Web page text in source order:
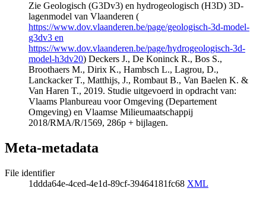
Zie Geologisch (G3Dv3) en hydrogeologisch (H3D) 3D-
lagenmodel van Vlaanderen (
https://www.dov.vlaanderen.be/page/geologisch-3d-model-
g3dv3 en
https://www.dov.vlaanderen.be/page/hydrogeologisch-3d-
model-h3dv20) Deckers J., De Koninck R., Bos S.,
Broothaers M., Dirix K., Hambsch L., Lagrou, D.,
Lanckacker T., Matthijs, J., Rombaut B., Van Baelen K. &
Van Haren T., 2019. Studie uitgevoerd in opdracht van:
Vlaams Planbureau voor Omgeving (Departement
Omgeving) en Vlaamse Milieumaatschappij
2018/RMA/R/1569, 286p + bijlagen.
Meta-metadata
File identifier
1ddda64e-4ced-4e1d-89cf-39464181fc68 XML